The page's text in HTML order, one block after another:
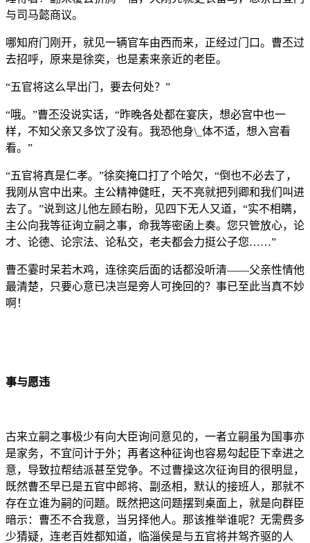
与司马懿商议。
哪知府门刚开，就见一辆官车由西而来，正经过门口。曹丕过
去招呼，原来是徐奕，也是素来亲近的老臣。
“五官将这么早出门，要去何处？”
“哦。”曹丕没说实话，“昨晚各处都在宴庆，想必宫中也一
样，不知父亲又多饮了没有。我恐他身\_体不适，想入宫看
看。”
“五官将真是仁孝。”徐奕掩口打了个哈欠，“倒也不必去了，
我刚从宫中出来。主公精神健旺，天不亮就把列卿和我们叫进
去了。”说到这儿他左顾右盼，见四下无人又道，“实不相瞒，
主公向我等征询立嗣之事，命我等密函上奏。您只管放心，论
才、论德、论宗法、论私交，老夫都会力挺公子您……”
曹丕霎时呆若木鸡，连徐奕后面的话都没听清——父亲性情他
最清楚，只要心意已决岂是旁人可挽回的？事已至此当真不妙
啊！
事与愿违
古来立嗣之事极少有向大臣询问意见的，一者立嗣虽为国事亦
是家务，不宜问计于外；再者这种征询也容易勾起臣下幸进之
意，导致拉帮结派甚至党争。不过曹操这次征询目的很明显，
既然曹丕早已是五官中郎将、副丞相，默认的接班人，那就不
存在立谁为嗣的问题。既然把这问题摆到桌面上，就是向群臣
暗示：曹丕不合我意，当另择他人。那该推举谁呢？无需费多
少猜疑，连老百姓都知道，临淄侯是与五官将并驾齐驱的人